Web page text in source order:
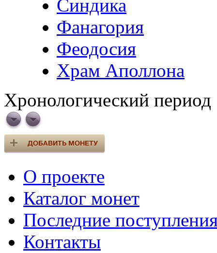
Синдика
Фанагория
Феодосия
Храм Аполлона
Хронологический период
О проекте
Каталог монет
Последние
Контакты